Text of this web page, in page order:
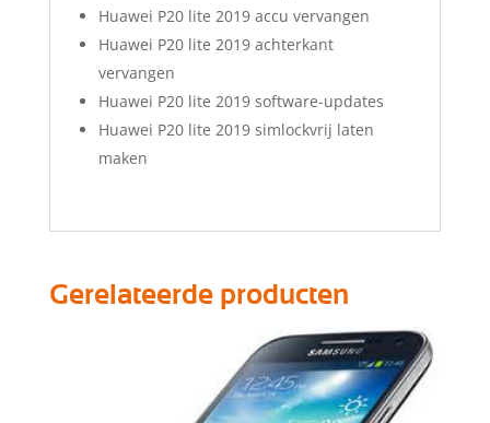
Huawei P20 lite 2019 accu vervangen
Huawei P20 lite 2019 achterkant
vervangen
Huawei P20 lite 2019 software-updates
Huawei P20 lite 2019 simlockvrij laten
maken
Gerelateerde producten